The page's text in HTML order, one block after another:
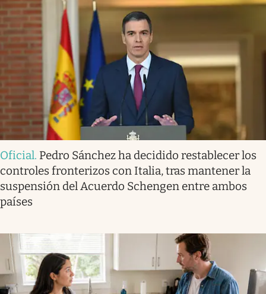
Oficial. Pedro Sánchez ha decidido restablecer los
controles fronterizos con Italia, tras mantener la
suspensión del Acuerdo Schengen entre ambos
países